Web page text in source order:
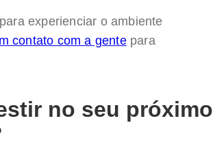
experienciar o ambiente
contato com a gentepara
no seu próximo